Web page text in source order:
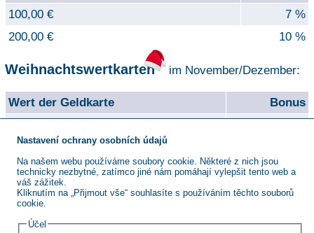
Nastavení ochrany osobních údajů
Na našem webu používáme soubory cookie. Některé z nich jsou
technicky nezbytné, zatímco jiné nám pomáhají vylepšit tento web a
váš zážitek.
Kliknutím na „Přijmout vše“ souhlasíte s používáním těchto souborů
cookie.
Účel
100,00 €
7 %
200,00 €
10 %
Weihnachtswertkartenim November/Dezember:
Wert der Geldkarte
Bonus
250,00 €
500,00 €
20 %
© Kur- und Gesundheitszentrum Warmbad Wolkenstein GmbH
Tel. 037369 151-15 · Fax 037369 151-17 ·
info@warmbad.de